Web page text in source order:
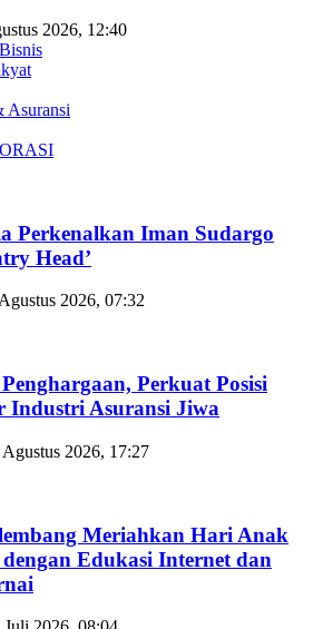
2026, 12:40
Asuransi
Perkenalkan Iman Sudargo
Head’
2026, 07:32
Perkuat Posisi
Industri Asuransi Jiwa
Agustus 2026, 17:27
Meriahkan Hari Anak
Edukasi Internet dan